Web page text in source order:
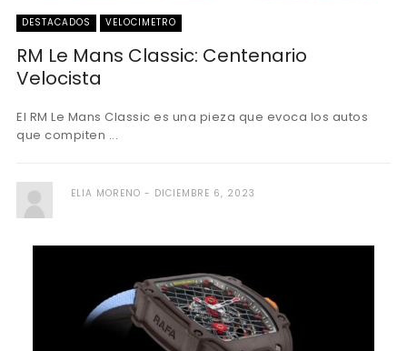
DESTACADOS VELOCIMETRO
RM Le Mans Classic: Centenario
Velocista
El RM Le Mans Classic es una pieza que evoca los autos
que compiten ...
ELIA MORENO DICIEMBRE 6, 2023